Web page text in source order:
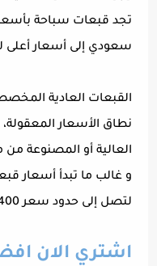
سعودي إلى أسعار أعلى
القبعات العادية
نطاق الأسعار
العالية أو المصنوعة
لتصل إلى حدود سعر 400 ريال سعودي.
اشتري الان